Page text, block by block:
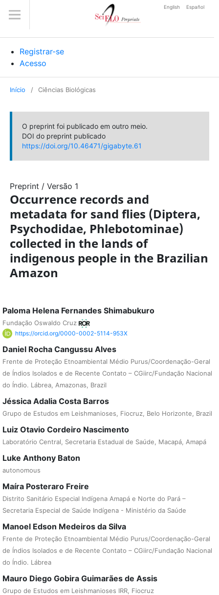
Registrar-se
Acesso
English Español
Início / Ciências Biológicas
O preprint foi publicado em outro meio.
DOI do preprint publicado
https://doi.org/10.46471/gigabyte.61
Preprint / Versão 1
Occurrence records and
metadata for sand flies (Diptera,
Psychodidae, Phlebotominae)
collected in the lands of
indigenous people in the Brazilian
Amazon
Paloma Helena Fernandes Shimabukuro
Fundação Oswaldo Cruz
https://orcid.org/0000-0002-5114-953X
Daniel Rocha Cangussu Alves
Frente de Proteção Etnoambiental Médio Purus/Coordenação-Geral
de Índios Isolados e de Recente Contato – CGiirc/Fundação Nacional
do Índio. Lábrea, Amazonas, Brazil
Jéssica Adalia Costa Barros
Grupo de Estudos em Leishmanioses, Fiocruz, Belo Horizonte, Brazil
Luiz Otavio Cordeiro Nascimento
Laboratório Central, Secretaria Estadual de Saúde, Macapá, Amapá
Luke Anthony Baton
autonomous
Maíra Posteraro Freire
Distrito Sanitário Especial Indígena Amapá e Norte do Pará –
Secretaria Especial de Saúde Indígena - Ministério da Saúde
Manoel Edson Medeiros da Silva
Frente de Proteção Etnoambiental Médio Purus/Coordenação-Geral
de Índios Isolados e de Recente Contato – CGiirc/Fundação Nacional
do Índio. Lábrea
Mauro Diego Gobira Guimarães de Assis
Grupo de Estudos em Leishmanioses IRR, Fiocruz